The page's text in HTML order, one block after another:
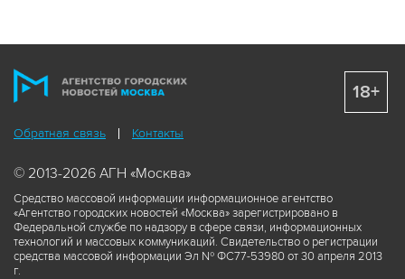
Обратная связь Контакты
© 2013-2026 АГН «Москва»
Средство массовой информации информационное агентство
«Агентство городских новостей «Москва» зарегистрировано в
Федеральной службе по надзору в сфере связи, информационных
технологий и массовых коммуникаций. Свидетельство о регистрации
средства массовой информации Эл № ФС77-53980 от 30 апреля 2013
г.
18+